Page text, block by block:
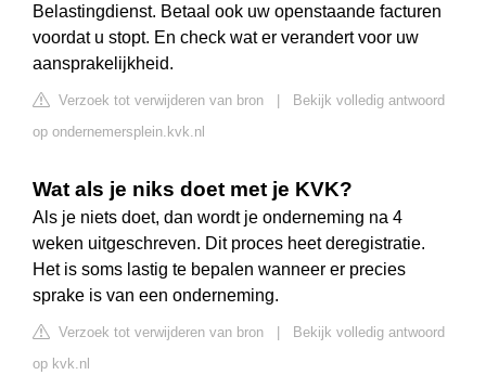
Belastingdienst. Betaal ook uw openstaande facturen
voordat u stopt. En check wat er verandert voor uw
aansprakelijkheid.
Verzoek tot verwijderen van bron | Bekijk volledig antwoord
op ondernemersplein.kvk.nl
Wat als je niks doet met je KVK?
Als je niets doet, dan wordt je onderneming na 4
weken uitgeschreven. Dit proces heet deregistratie.
Het is soms lastig te bepalen wanneer er precies
sprake is van een onderneming.
Verzoek tot verwijderen van bron | Bekijk volledig antwoord
op kvk.nl